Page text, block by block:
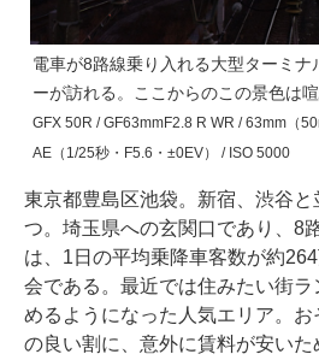
電車が8路線乗り入れる大型ターミナ
ーが訪れる。ここからのこの景色は喧
GFX 50R / GF63mmF2.8 R WR / 63mm（
AE（1/25秒・F5.6・±0EV） / ISO 5000
東京都豊島区池袋。新宿、渋谷と
つ。埼玉県への玄関口であり、8
は、1日の平均乗降車客数が約
会である。最近では住みたい街
めるようになった人気エリア。
の良い割に、意外に賃料が安いた